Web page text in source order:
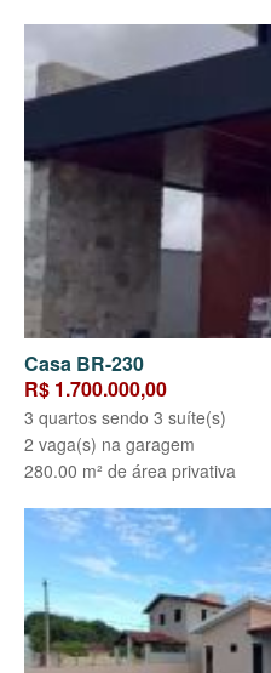
Casa BR-230
R$ 1.700.000,00
3 quartos sendo 3 suíte(s)
2 vaga(s) na garagem
280.00 m² de área privativa